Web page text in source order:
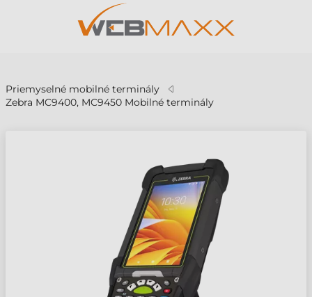
Priemyselné mobilné terminály
Zebra MC9400, MC9450 Mobilné terminály